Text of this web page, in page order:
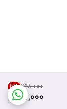
۱۴۸٬۰۰۰ 4%
141,000